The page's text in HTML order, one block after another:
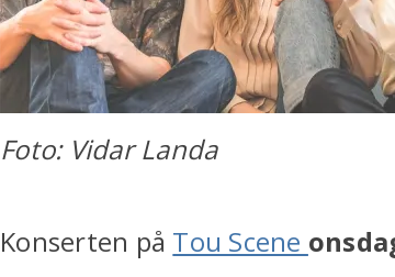
Foto: Vidar Landa
Konserten på Tou Scene